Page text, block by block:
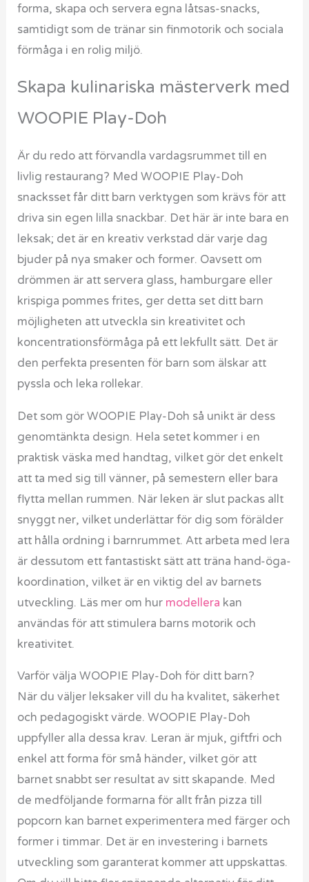
forma, skapa och servera egna låtsas-snacks,
samtidigt som de tränar sin finmotorik och sociala
förmåga i en rolig miljö.
Skapa kulinariska mästerverk med
WOOPIE Play-Doh
Är du redo att förvandla vardagsrummet till en
livlig restaurang? Med WOOPIE Play-Doh
snacksset får ditt barn verktygen som krävs för att
driva sin egen lilla snackbar. Det här är inte bara en
leksak; det är en kreativ verkstad där varje dag
bjuder på nya smaker och former. Oavsett om
drömmen är att servera glass, hamburgare eller
krispiga pommes frites, ger detta set ditt barn
möjligheten att utveckla sin kreativitet och
koncentrationsförmåga på ett lekfullt sätt. Det är
den perfekta presenten för barn som älskar att
pyssla och leka rollekar.
Det som gör WOOPIE Play-Doh så unikt är dess
genomtänkta design. Hela setet kommer i en
praktisk väska med handtag, vilket gör det enkelt
att ta med sig till vänner, på semestern eller bara
flytta mellan rummen. När leken är slut packas allt
snyggt ner, vilket underlättar för dig som förälder
att hålla ordning i barnrummet. Att arbeta med lera
är dessutom ett fantastiskt sätt att träna hand-öga-
koordination, vilket är en viktig del av barnets
utveckling. Läs mer om hur modellera kan
användas för att stimulera barns motorik och
kreativitet.
Varför välja WOOPIE Play-Doh för ditt barn?
När du väljer leksaker vill du ha kvalitet, säkerhet
och pedagogiskt värde. WOOPIE Play-Doh
uppfyller alla dessa krav. Leran är mjuk, giftfri och
enkel att forma för små händer, vilket gör att
barnet snabbt ser resultat av sitt skapande. Med
de medföljande formarna för allt från pizza till
popcorn kan barnet experimentera med färger och
former i timmar. Det är en investering i barnets
utveckling som garanterat kommer att uppskattas.